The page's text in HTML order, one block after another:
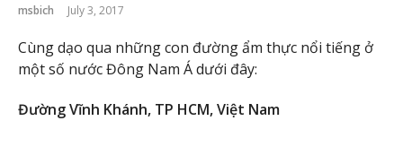
msbich July 3, 2017
Cùng dạo qua những con đường ẩm thực nổi tiếng ở
một số nước Đông Nam Á dưới đây:
Đường Vĩnh Khánh, TP HCM, Việt Nam